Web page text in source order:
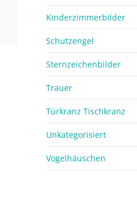
Kinderzimmerbilder
Schutzengel
Sternzeichenbilder
Trauer
Türkranz Tischkranz
Unkategorisiert
Vogelhäuschen